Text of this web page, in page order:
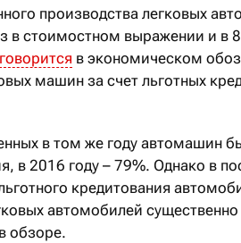
производства легковых
в стоимостном выражении и в
говорится в экономическом
машин за счет льготных
в том же году автомашин
в 2016 году – 79%. Однако в
кредитования
автомобилей
обзоре.